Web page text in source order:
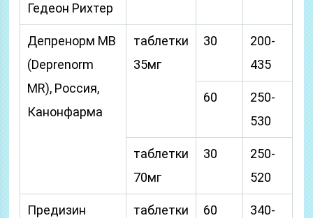
Гедеон Рихтер
Депренорм МВ
(Deprenorm
MR), Россия,
Канонфарма
таблетки
35мг
30
200-
435
60
250-
530
таблетки
70мг
30
250-
520
Предизин
таблетки
60
340-